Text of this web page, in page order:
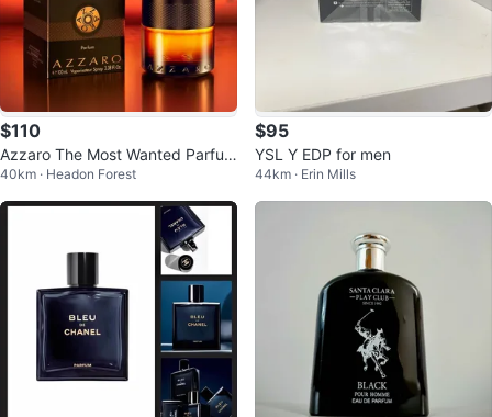
$110
Azzaro The Most Wanted Parfum
100ml
40km · Headon Forest
$95
YSL Y EDP for men
44km · Erin Mills